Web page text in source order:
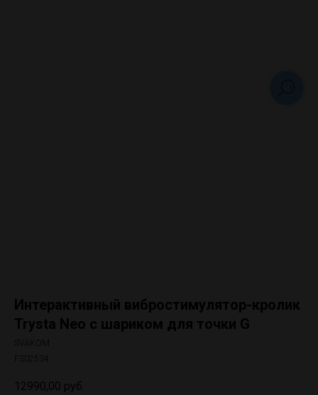
Интерактивный вибростимулятор-кролик
Trysta Neo с шариком для точки G
SVAKOM
12990,00 руб.